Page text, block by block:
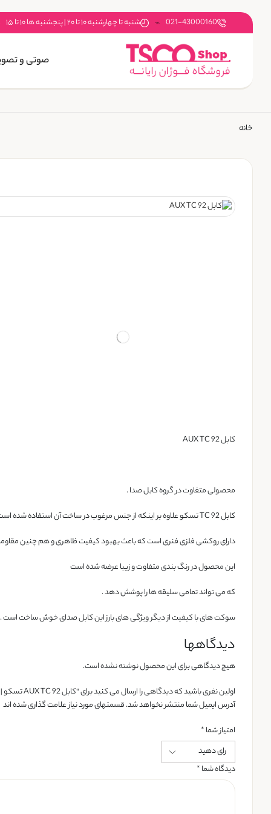
021-43000160 شنبه تا چهارشنبه ۱۰ تا ۲۰ | پنجشنبه ها ۱۰ تا ۱۵
صوتی و
خانه
کابل AUX TC 92
محصولی متفاوت در گروه کابل صدا .
کابل TC 92 تسکو علاوه بر اینکه از جنس مرغوب در ساخت آن استفاده شده است ،
دارای روکشی فلزی فنری است که باعث بهبود کیفیت ظاهری و هم چنین
این محصول در رنگ بندی متفاوت و زیبا عرضه شده است
که می تواند تمامی سلیقه ها را پوشش دهد .
سوکت های با کیفیت از دیگر ویژگی های بارز این کابل صدای خوش ساخت است .
دیدگاهها
هیچ دیدگاهی برای این محصول نوشته نشده است.
اولین نفری باشید که دیدگاهی را ارسال می کنید برای “کابل AUX TC 92 تسکو | TC 92 Audio Cable | تسکو شاپ”
آدرس ایمیل شما منتشر نخواهد شد. قسمتهای مورد نیاز علامت گذاری شده اند
امتیاز شما*
دیدگاه شما*